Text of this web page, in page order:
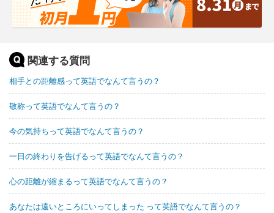
関連する質問
相手との距離感って英語でなんて言うの？
敬称って英語でなんて言うの？
今の気持ちって英語でなんて言うの？
一日の終わりを告げるって英語でなんて言うの？
心の距離が縮まるって英語でなんて言うの？
あなたは遠いところにいってしまった って英語でなんて言うの？